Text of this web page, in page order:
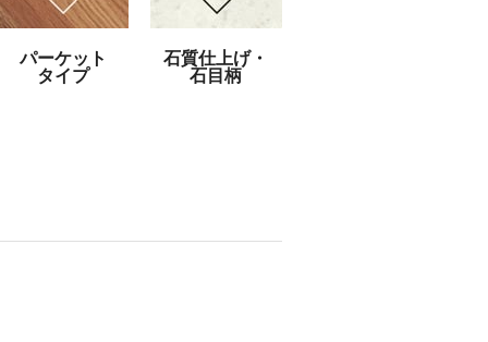
パーケット
タイプ
石質仕上げ・
石目柄